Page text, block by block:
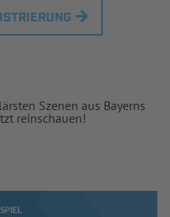
Szenen aus Bayerns
reinschauen!